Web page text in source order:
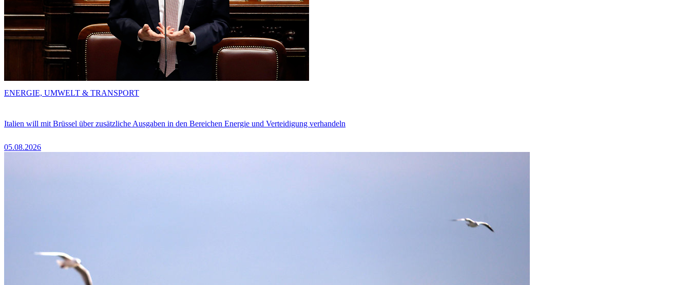
Italien will mit Brüssel über zusätzliche Ausgaben in den Bereichen Energie und Verteidigung verhandeln
05.08.2026
ENERGIE, UMWELT & TRANSPORT